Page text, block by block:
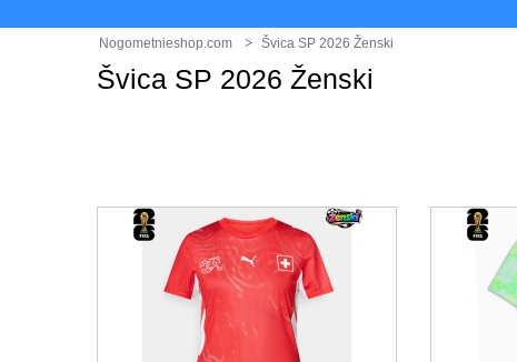
Nogometnieshop.com Švica SP 2026 Ženski
Švica SP 2026 Ženski